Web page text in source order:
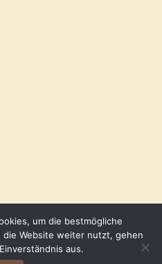
ESCLUSIVA
um die bestmögliche
die Website weiter nutzt, gehen
aus.